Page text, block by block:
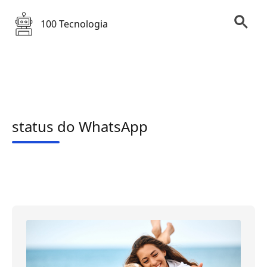
100 Tecnologia
status do WhatsApp